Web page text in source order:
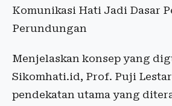
Komunikasi Hati Jadi Dasar
Perundungan
Menjelaskan konsep yang
Sikomhati.id, Prof. Puji
pendekatan utama yang